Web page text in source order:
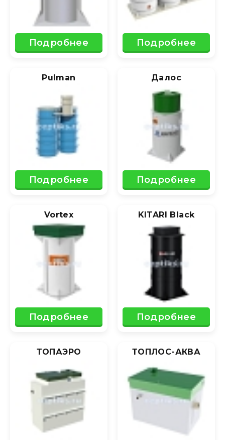
Подробнее Подробнее
Pulman
Подробнее
Далос
Подробнее
Vortex
Подробнее
KITARI Black
Подробнее
ТОПАЭРО ТОПЛОС-АКВА